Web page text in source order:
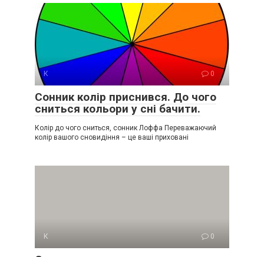
К 0
Сонник колір приснився. До чого
сниться кольори у сні бачити.
Колір до чого сниться, сонник Лоффа Переважаючий
колір вашого сновидіння – це ваші приховані
К 0